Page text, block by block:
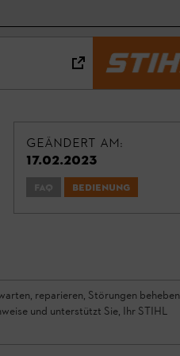
Geändert am:
17.02.2023
FAQ Bedienung
reparieren, Störungen beheben
und unterstützt Sie, Ihr STIHL